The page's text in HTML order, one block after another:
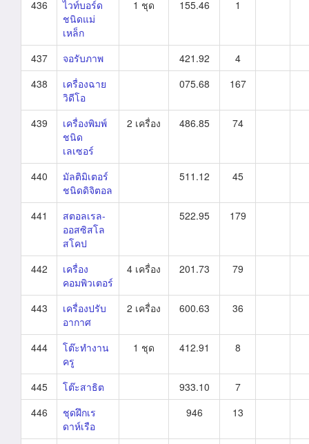
436
ไวท์บอร์ด
ชนิดแม่
เหล็ก
1 ชุด 155.46 1
437 จอรับภาพ 421.92
4
438
เครื่องฉาย
วิดีโอ
075.68 167
439
เครื่องพิมพ์
ชนิด
เลเซอร์
2 เครื่อง 486.85 74
440
มัลติมิเตอร์
ชนิดดิจิตอล
511.12 45
441
สตอลเรล-
ออสซิสโล
สโคป
522.95 179
442
เครื่อง
คอมพิวเตอร์
4 เครื่อง 201.73 79
443
เครื่องปรับ
อากาศ
2 เครื่อง 600.63 36
444
โต๊ะทำงาน
ครู
1 ชุด 412.91 8
445 โต๊ะสาธิต 933.10
7
446
ชุดฝึกเร
ดาห์เรือ
946 13